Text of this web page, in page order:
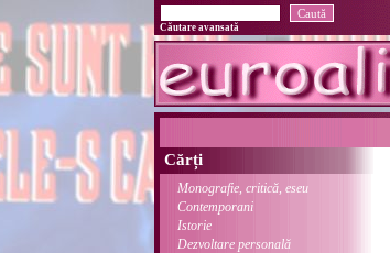
Căutare avansată
Cărți
Monografie, critică, eseu
Contemporani
Istorie
Dezvoltare personală